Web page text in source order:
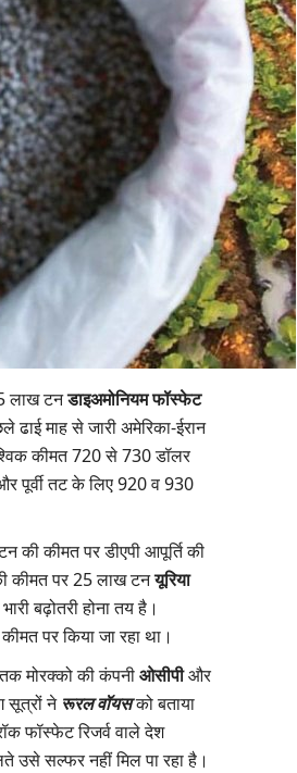
लाख टनडाइअमोनियम फॉस्फेट
माह से जारी अमेरिका-ईरान
कीमत 720 से 730 डॉलर
पूर्वी तट के लिए 920 व 930
की कीमत पर डीएपी आपूर्ति की
कीमत पर 25 लाख टनयूरिया
बढ़ोतरी होना तय है।
पर किया जा रहा था।
मोरक्को की कंपनीओसीपीऔर
सूत्रों ने रूरल वॉयसको बताया
फॉस्फेट रिजर्व वाले देश
उसे सल्फर नहीं मिल पा रहा है।